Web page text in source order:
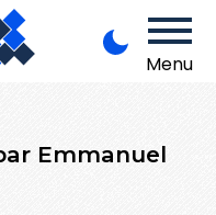
Menu
Emmanuel